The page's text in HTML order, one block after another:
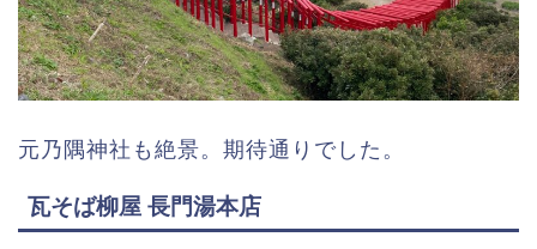
元乃隅神社も絶景。期待通りでした。
瓦そば柳屋 長門湯本店